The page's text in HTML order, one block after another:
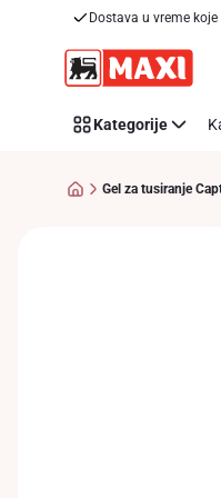
Dostava u vreme
Kategorije
Gel za tusiranje